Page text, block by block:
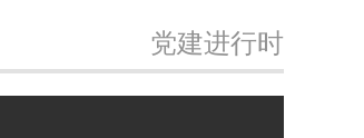
党建进行时